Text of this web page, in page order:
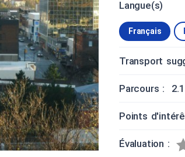
Langue(s)
Français
Transport
Parcours :
Points
Évaluation :